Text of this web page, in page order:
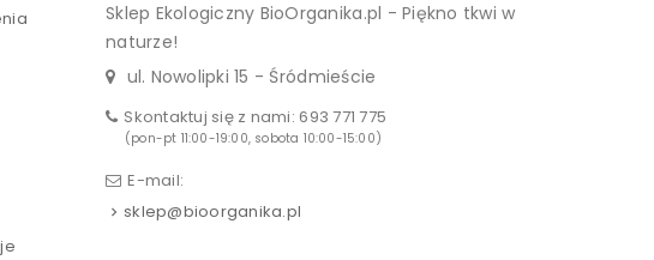
Sklep Ekologiczny BioOrganika.pl - Piękno tkwi w
naturze!
ul. Nowolipki 15 - Śródmieście
Skontaktuj się z nami:693 771 775
(pon-pt 11:00-19:00, sobota 10:00-15:00)
E-mail:
sklep@bioorganika.pl